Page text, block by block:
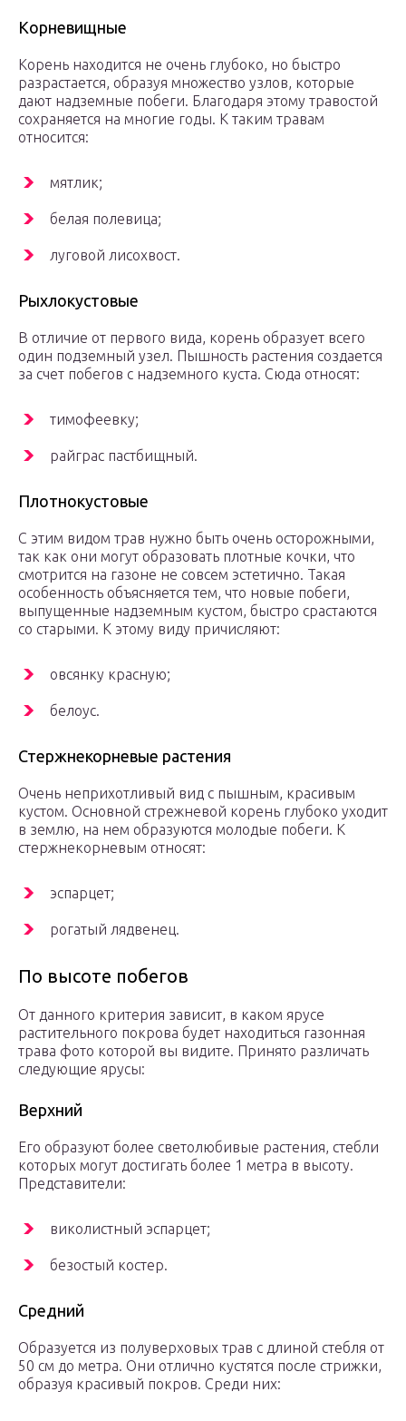
Корневищные
Корень находится не очень глубоко, но быстро
разрастается, образуя множество узлов, которые
дают надземные побеги. Благодаря этому травостой
сохраняется на многие годы. К таким травам
относится:
мятлик;
белая полевица;
луговой лисохвост.
Рыхлокустовые
В отличие от первого вида, корень образует всего
один подземный узел. Пышность растения создается
за счет побегов с надземного куста. Сюда относят:
тимофеевку;
райграс пастбищный.
Плотнокустовые
С этим видом трав нужно быть очень осторожными,
так как они могут образовать плотные кочки, что
смотрится на газоне не совсем эстетично. Такая
особенность объясняется тем, что новые побеги,
выпущенные надземным кустом, быстро срастаются
со старыми. К этому виду причисляют:
овсянку красную;
белоус.
Стержнекорневые растения
Очень неприхотливый вид с пышным, красивым
кустом. Основной стрежневой корень глубоко уходит
в землю, на нем образуются молодые побеги. К
стержнекорневым относят:
эспарцет;
рогатый лядвенец.
По высоте побегов
От данного критерия зависит, в каком ярусе
растительного покрова будет находиться газонная
трава фото которой вы видите. Принято различать
следующие ярусы:
Верхний
Его образуют более светолюбивые растения, стебли
которых могут достигать более 1 метра в высоту.
Представители:
виколистный эспарцет;
безостый костер.
Средний
Образуется из полуверховых трав с длиной стебля от
50 см до метра. Они отлично кустятся после стрижки,
образуя красивый покров. Среди них: